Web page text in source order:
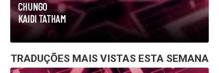
CHUNGO
KAIDI TATHAM
TRADUÇÕES MAIS VISTAS ESTA SEMANA